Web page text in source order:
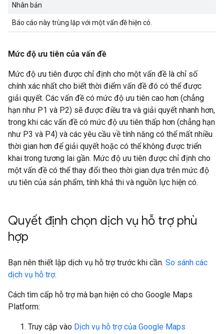
Nhân bản
Báo cáo này trùng lặp với một vấn đề hiện có.
Mức độ ưu tiên của vấn đề
Mức độ ưu tiên được chỉ định cho một vấn đề là chỉ số
chính xác nhất cho biết thời điểm vấn đề đó có thể được
giải quyết. Các vấn đề có mức độ ưu tiên cao hơn (chẳng
hạn như P1 và P2) sẽ được điều tra và giải quyết nhanh hơn,
trong khi các vấn đề có mức độ ưu tiên thấp hơn (chẳng hạn
như P3 và P4) và các yêu cầu về tính năng có thể mất nhiều
thời gian hơn để giải quyết hoặc có thể không được triển
khai trong tương lai gần. Mức độ ưu tiên được chỉ định cho
một vấn đề có thể thay đổi theo thời gian dựa trên mức độ
ưu tiên của sản phẩm, tính khả thi và nguồn lực hiện có.
Quyết định chọn dịch vụ hỗ trợ phù
hợp
Bạn nên thiết lập dịch vụ hỗ trợ trước khi cần. So sánh các
dịch vụ hỗ trợ.
Cách tìm cấp hỗ trợ mà bạn hiện có cho Google Maps
Platform:
Truy cập vào Dịch vụ hỗ trợ của Google Maps